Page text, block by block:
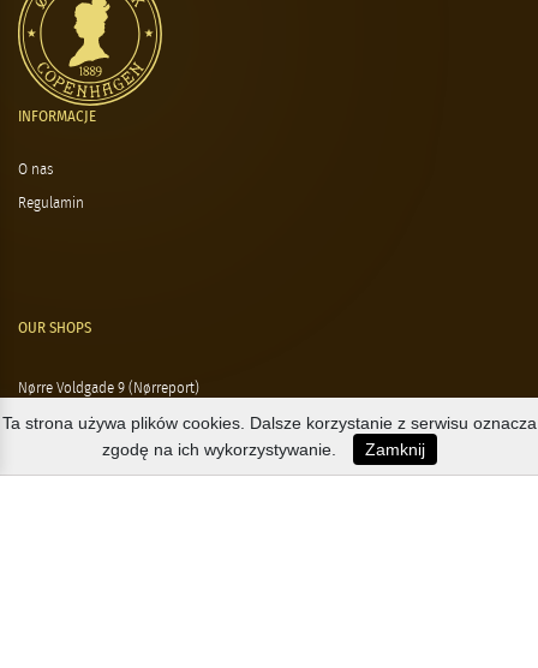
INFORMACJE
O nas
Regulamin
OUR SHOPS
Nørre Voldgade 9 (Nørreport)
Magasin, Kgs. Nytorv
Falkonér Allé 11 (Frederiksberg)
Ta strona używa plików cookies. Dalsze korzystanie z serwisu oznacza
zgodę na ich wykorzystywanie.
Zamknij